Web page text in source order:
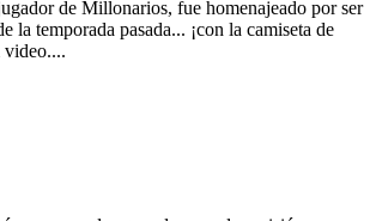
de Millonarios, fue homenajeado por ser
la temporada pasada... ¡con la camiseta de